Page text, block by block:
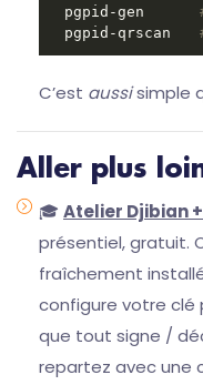
pgpid-gen
pgpid-qrscan
C’est aussisimple
Aller plus
🎓 Atelier Djibian
présentiel, gratuit.
fraîchement
configure votre clé
que tout signe /
repartez avec une